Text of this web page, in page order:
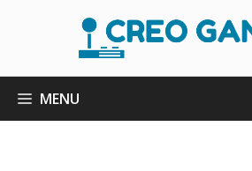
MENU